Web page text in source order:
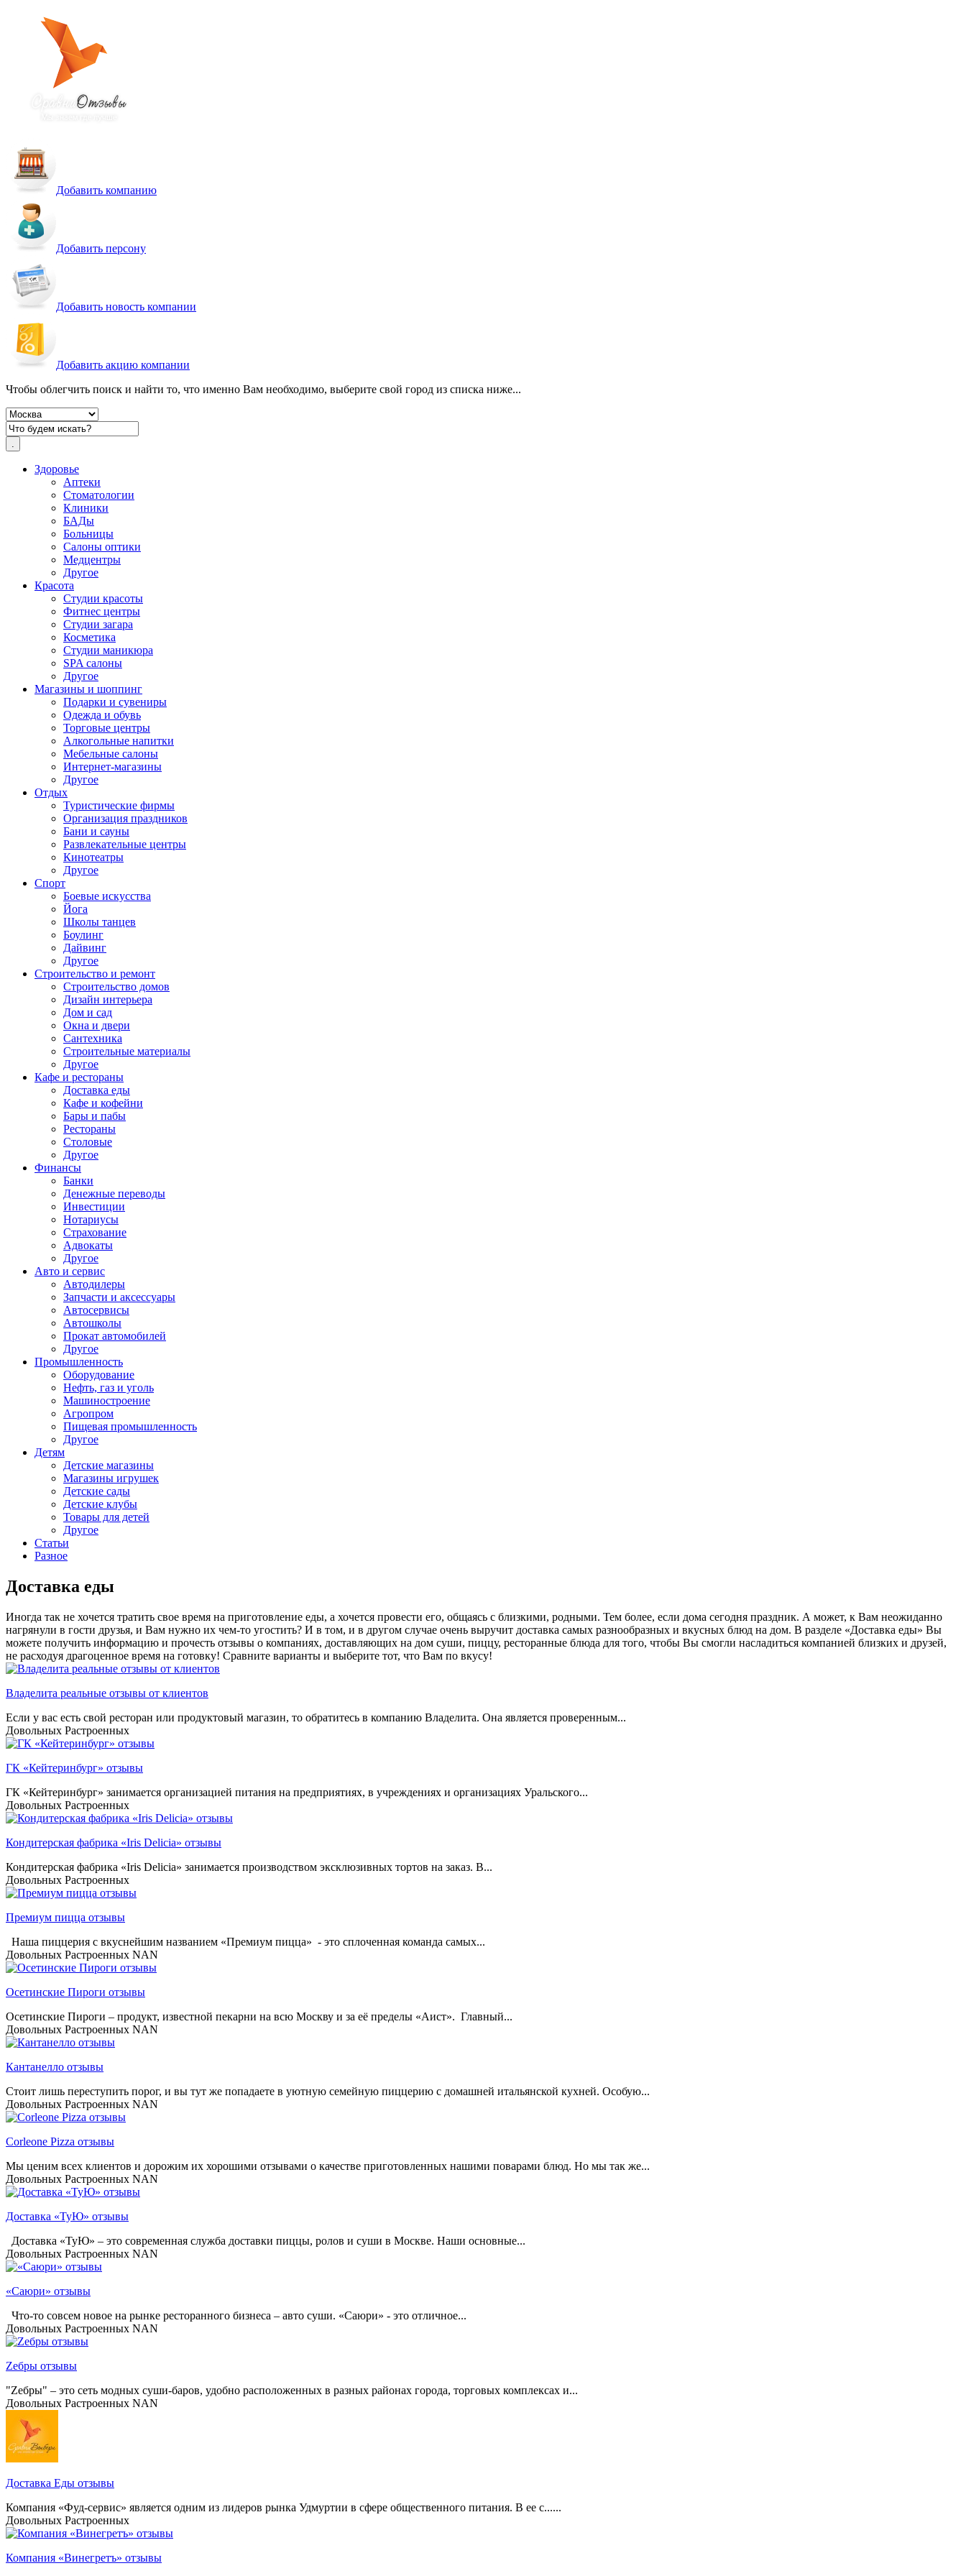
Добавить компанию
Добавить персону
Добавить новость компании
Добавить акцию компании
Чтобы облегчить поиск и найти то, что именно Вам необходимо, выберите свой город из списка ниже...
Здоровье
Аптеки
Стоматологии
Клиники
БАДы
Больницы
Салоны оптики
Медцентры
Другое
Красота
Студии красоты
Фитнес центры
Студии загара
Косметика
Студии маникюра
SPA салоны
Другое
Магазины и шоппинг
Подарки и сувениры
Одежда и обувь
Торговые центры
Алкогольные напитки
Мебельные салоны
Интернет-магазины
Другое
Отдых
Туристические фирмы
Организация праздников
Бани и сауны
Развлекательные центры
Кинотеатры
Другое
Спорт
Боевые искусства
Йога
Школы танцев
Боулинг
Дайвинг
Другое
Строительство и ремонт
Строительство домов
Дизайн интерьера
Дом и сад
Окна и двери
Сантехника
Строительные материалы
Другое
Кафе и рестораны
Доставка еды
Кафе и кофейни
Бары и пабы
Рестораны
Столовые
Другое
Финансы
Банки
Денежные переводы
Инвестиции
Нотариусы
Страхование
Адвокаты
Другое
Авто и сервис
Автодилеры
Запчасти и аксессуары
Автосервисы
Автошколы
Прокат автомобилей
Другое
Промышленность
Оборудование
Нефть, газ и уголь
Машиностроение
Агропром
Пищевая промышленность
Другое
Детям
Детские магазины
Магазины игрушек
Детские сады
Детские клубы
Товары для детей
Другое
Статьи
Разное
Доставка еды
Иногда так не хочется тратить свое время на приготовление еды, а хочется провести его, общаясь с близкими, родными. Тем более, если дома сегодня праздник. А может, к Вам неожиданно
нагрянули в гости друзья, и Вам нужно их чем-то угостить? И в том, и в другом случае очень выручит доставка самых разнообразных и вкусных блюд на дом. В разделе «Доставка еды» Вы
можете получить информацию и прочесть отзывы о компаниях, доставляющих на дом суши, пиццу, ресторанные блюда для того, чтобы Вы смогли насладиться компанией близких и друзей,
не расходуя драгоценное время на готовку! Сравните варианты и выберите тот, что Вам по вкусу!
Владелита реальные отзывы от клиентов
Если у вас есть свой ресторан или продуктовый магазин, то обратитесь в компанию Владелита. Она является проверенным...
Довольных Растроенных
ГК «Кейтеринбург» отзывы
ГК «Кейтеринбург» занимается организацией питания на предприятиях, в учреждениях и организациях Уральского...
Довольных Растроенных
Кондитерская фабрика «Iris Delicia» отзывы
Кондитерская фабрика «Iris Delicia» занимается производством эксклюзивных тортов на заказ. В...
Довольных Растроенных
Премиум пицца отзывы
Наша пиццерия с вкуснейшим названием «Премиум пицца» - это сплоченная команда самых...
Довольных Растроенных NAN
Осетинские Пироги отзывы
Осетинские Пироги – продукт, известной пекарни на всю Москву и за её пределы «Аист». Главный...
Довольных Растроенных NAN
Кантанелло отзывы
Стоит лишь переступить порог, и вы тут же попадаете в уютную семейную пиццерию с домашней итальянской кухней. Особую...
Довольных Растроенных NAN
Corleone Pizza отзывы
Мы ценим всех клиентов и дорожим их хорошими отзывами о качестве приготовленных нашими поварами блюд. Но мы так же...
Довольных Растроенных NAN
Доставка «ТуЮ» отзывы
Доставка «ТуЮ» – это современная служба доставки пиццы, ролов и суши в Москве. Наши основные...
Довольных Растроенных NAN
«Саюри» отзывы
Что-то совсем новое на рынке ресторанного бизнеса – авто суши. «Саюри» - это отличное...
Довольных Растроенных NAN
Zебры отзывы
"Zeбры" – это сеть модных суши-баров, удобно расположенных в разных районах города, торговых комплексах и...
Довольных Растроенных NAN
Доставка Еды отзывы
Компания «Фуд-сервис» является одним из лидеров рынка Удмуртии в сфере общественного питания. В ее с......
Довольных Растроенных
Компания «Винегретъ» отзывы